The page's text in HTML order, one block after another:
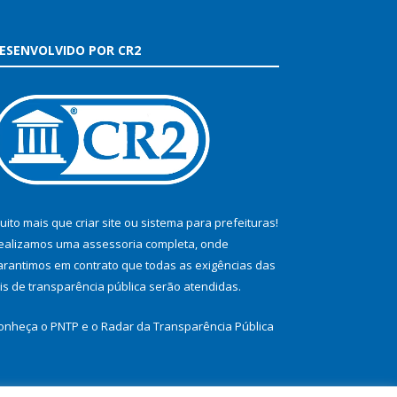
POR CR2
mais que criar site ou sistema para prefeituras!
uma assessoria completa, onde
em contrato que todas as exigências das
de transparência pública serão atendidas.
o PNTP e o Radar da Transparência Pública